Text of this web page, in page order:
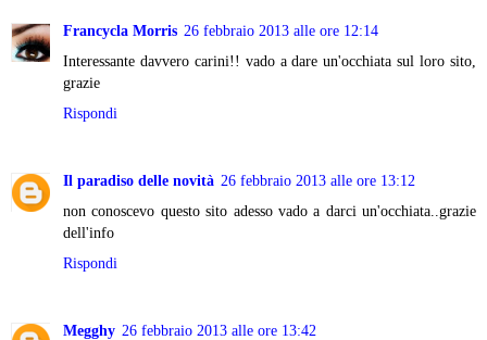
Francycla Morris 26 febbraio 2013 alle ore 12:14
Interessante davvero carini!! vado a dare un'occhiata sul loro sito,
grazie
Rispondi
Il paradiso delle novità 26 febbraio 2013 alle ore 13:12
non conoscevo questo sito adesso vado a darci un'occhiata..grazie
dell'info
Rispondi
Megghy 26 febbraio 2013 alle ore 13:42